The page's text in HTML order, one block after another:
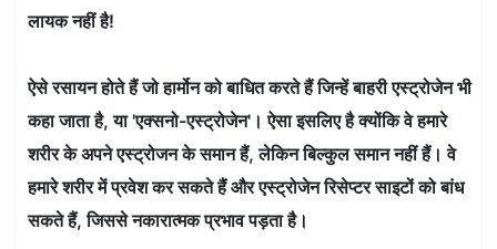
लायक नहीं है!
ऐसे रसायन होते हैं जो हार्मोन को बाधित करते हैं जिन्हें बाहरी एस्ट्रोजेन भी
कहा जाता है, या 'एक्सनो-एस्ट्रोजेन'। ऐसा इसलिए है क्योंकि वे हमारे
शरीर के अपने एस्ट्रोजन के समान हैं, लेकिन बिल्कुल समान नहीं हैं। वे
हमारे शरीर में प्रवेश कर सकते हैं और एस्ट्रोजेन रिसेप्टर साइटों को बांध
सकते हैं, जिससे नकारात्मक प्रभाव पड़ता है।